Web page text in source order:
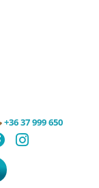
+36 37 999 650